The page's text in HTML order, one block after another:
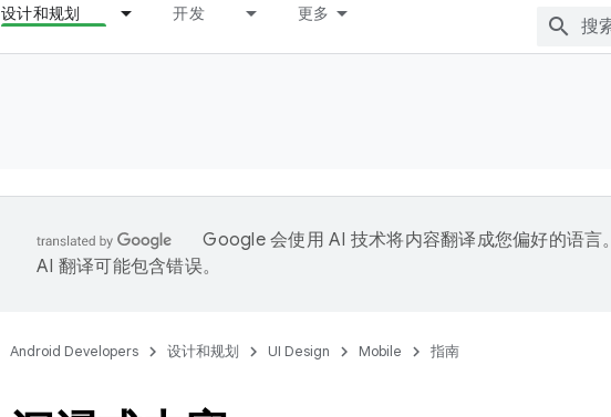
设计和规划 开发 更多
Google 会使用 AI 技术将内容翻译成您偏好的语言。
AI 翻译可能包含错误。
Android Developers 设计和规划 UI Design Mobile 指南